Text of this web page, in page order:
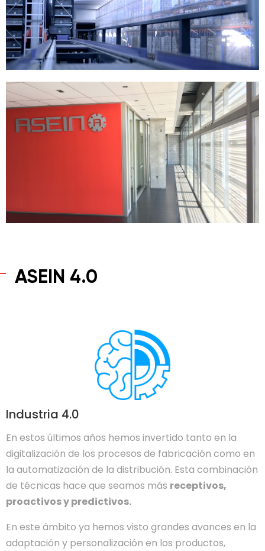
ASEIN 4.0
Industria 4.0
En estos últimos años hemos invertido tanto en la
digitalización de los procesos de fabricación como en
la automatización de la distribución. Esta combinación
de técnicas hace que seamos más receptivos,
proactivos y predictivos.
En este ámbito ya hemos visto grandes avances en la
adaptación y personalización en los productos,